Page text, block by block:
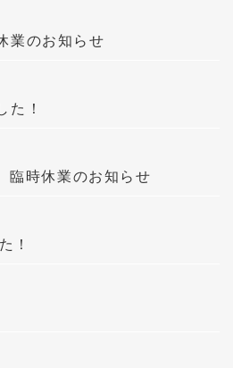
業のお知らせ
た！
時休業のお知らせ
！